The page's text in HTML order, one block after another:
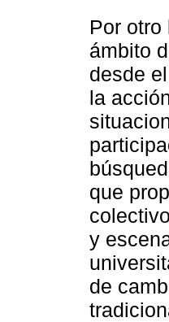
Por
ámbito
desde
la
que
y
de